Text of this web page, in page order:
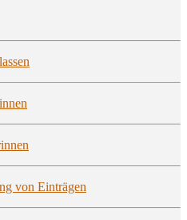
von Einträgen